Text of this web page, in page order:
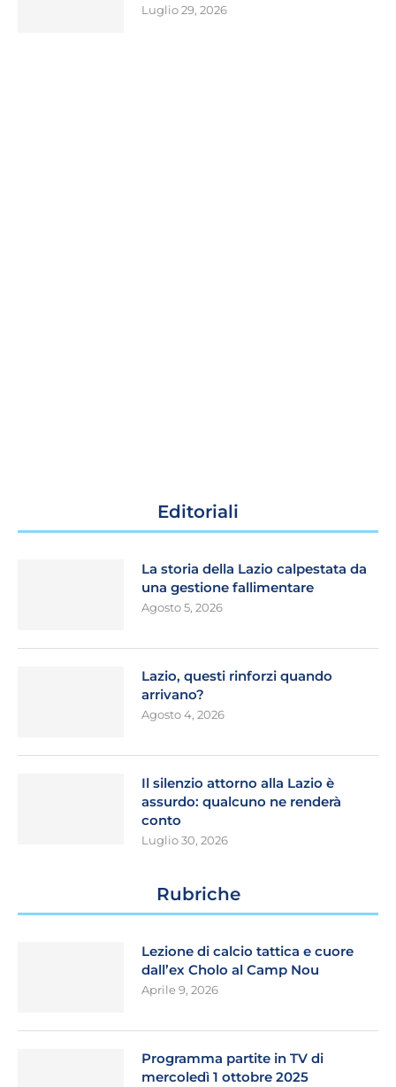
Luglio 29, 2026
Editoriali
La storia della Lazio calpestata da
una gestione fallimentare
Agosto 5, 2026
Lazio, questi rinforzi quando
arrivano?
Agosto 4, 2026
Il silenzio attorno alla Lazio è
assurdo: qualcuno ne renderà
conto
Luglio 30, 2026
Rubriche
Lezione di calcio tattica e cuore
dall’ex Cholo al Camp Nou
Aprile 9, 2026
Programma partite in TV di
mercoledì 1 ottobre 2025